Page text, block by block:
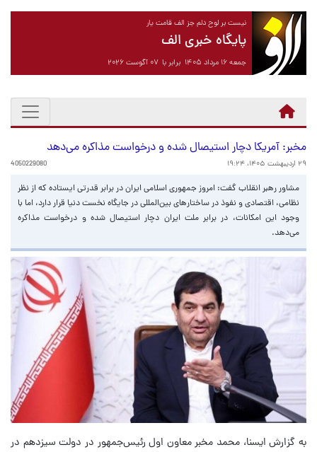
نیست بر لوح دلم جز الف قامت یار
پایگاه خبری الف
جمعه ۱۶ مرداد ۱۴۰۵ برابر با ۰۷ آگوست ۲۰۲۶
مخبر: آمریکا دچار استیصال شده و درخواست مذاکره می‌دهد
۲۹ اردیبهشت ۱۴۰۵، ۱۹:۲۴ 4050229080
مشاور رهبر انقلاب گفت: امروز جمهوری اسلامی ایران در برابر قدرتی ایستاده که از نظر
نظامی، اقتصادی و نفوذ در ساختارهای بین‌المللی در جایگاه نخست دنیا قرار دارد، اما با
وجود این امکانات، در برابر ملت ایران دچار استیصال شده و درخواست مذاکره
می‌دهد.
به گزارش ایسنا، محمد مخبر معاون اول رئیس‌جمهور در دولت سیزدهم در